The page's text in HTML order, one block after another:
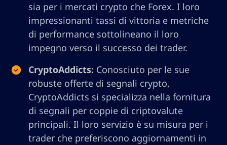
sia per i mercati crypto che Forex. I loro
impressionanti tassi di vittoria e metriche
di performance sottolineano il loro
impegno verso il successo dei trader.
CryptoAddicts: Conosciuto per le sue
robuste offerte di segnali crypto,
CryptoAddicts si specializza nella fornitura
di segnali per coppie di criptovalute
principali. Il loro servizio è su misura per i
trader che preferiscono aggiornamenti in